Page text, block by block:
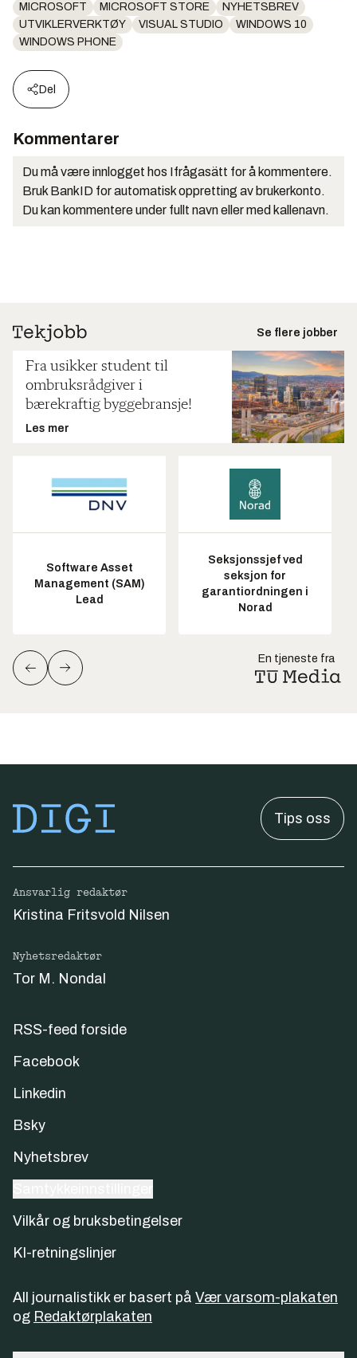
MICROSOFT
MICROSOFT STORE
NYHETSBREV
UTVIKLERVERKTØY
VISUAL STUDIO
WINDOWS 10
WINDOWS PHONE
Del
Kommentarer
Du må være innlogget hos Ifrågasätt for å kommentere.
Bruk BankID for automatisk oppretting av brukerkonto.
Du kan kommentere under fullt navn eller med kallenavn.
Se flere jobber
Fra usikker student til
ombruksrådgiver i
bærekraftig byggebransje!
Les mer
Software Asset
Management (SAM)
Lead
Seksjonssjef ved
seksjon for
garantiordningen i
Norad
En tjeneste fra
Tips oss
Ansvarlig redaktør
Kristina Fritsvold Nilsen
Nyhetsredaktør
Tor M. Nondal
RSS-feed forside
Facebook
Linkedin
Bsky
Nyhetsbrev
Vilkår og bruksbetingelser
KI-retningslinjer
All journalistikk er basert på Vær varsom-plakaten
og Redaktørplakaten